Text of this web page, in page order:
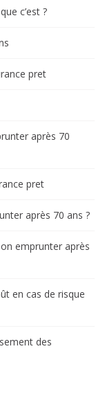
c’est ?
pret
après 70
pret
après 70 ans ?
emprunter après
en cas de risque
des